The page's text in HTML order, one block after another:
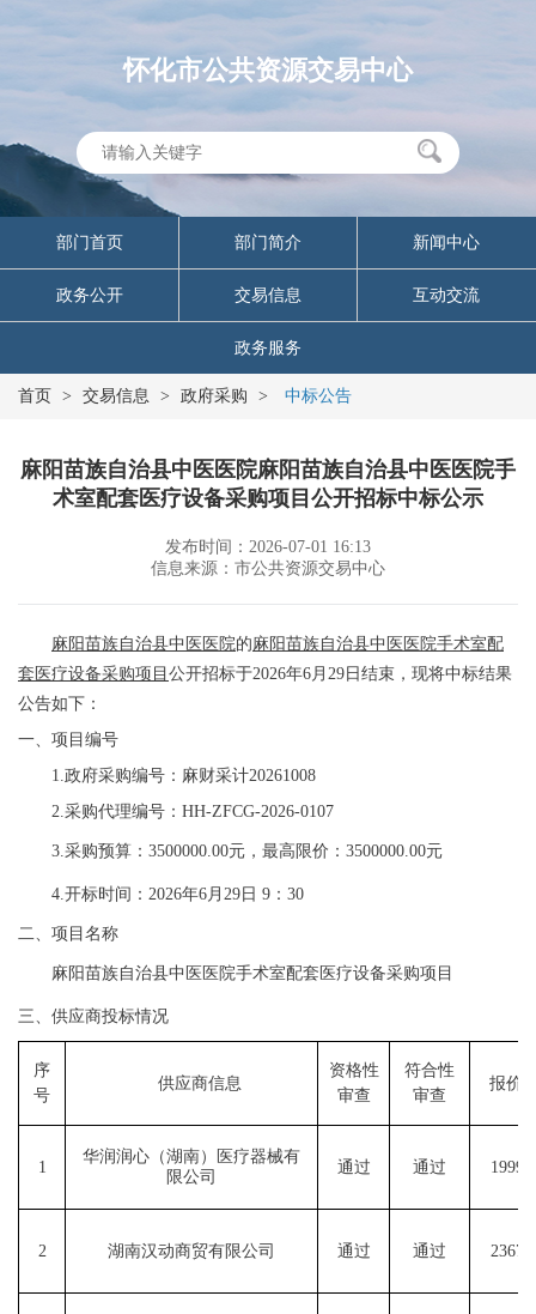
怀化市公共资源交易中心
部门首页 部门简介 新闻中心
政务公开 交易信息 互动交流
政务服务
首页 > 交易信息 > 政府采购 > 中标公告
麻阳苗族自治县中医医院麻阳苗族自治县中医医院手
术室配套医疗设备采购项目公开招标中标公示
发布时间：2026-07-01 16:13
信息来源：市公共资源交易中心
麻阳苗族自治县中医医院的麻阳苗族自治县中医医院手术室配
套医疗设备采购项目 公开招标于2026年6月29日结束，现将中标结果
公告如下：
一、项目编号
1.政府采购编号： 麻财采计20261008
2.采购代理编号： HH-ZFCG-2026-0107
3.采购预算： 3500000.00元 ，最高限价： 3500000.00元
4.开标时间：2026年6月 29 日 9：30
二、 项目名称
麻阳苗族自治县中医医院手术室配套医疗设备采购项目
三、供应商投标情况
序
号
供应商信息
资格性
审查
符合性
审查
报价
1
华润润心（湖南）医疗器械有
限公司
通过 通过
2 湖南汉动商贸有限公司 通过 通过